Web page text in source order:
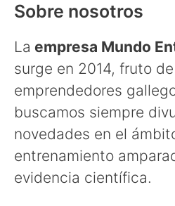
Sobre nosotros
La empresa Mundo
surge en 2014, fruto
emprendedores
buscamos siempre
novedades en el
entrenamiento
evidencia científica.